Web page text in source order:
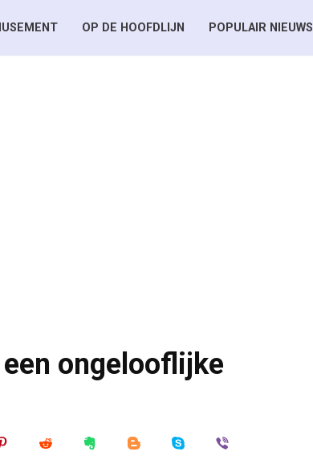
OP DE HOOFDLIJN POPULAIR NIEUWS
ongelooflijke